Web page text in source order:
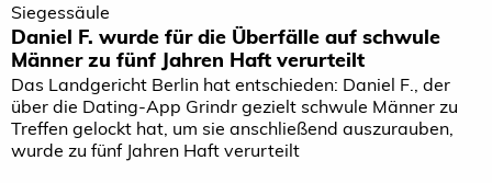
Siegessäule
Daniel F. wurde für die Überfälle auf schwule
Männer zu fünf Jahren Haft verurteilt
Das Landgericht Berlin hat entschieden: Daniel F., der
über die Dating-App Grindr gezielt schwule Männer zu
Treffen gelockt hat, um sie anschließend auszurauben,
wurde zu fünf Jahren Haft verurteilt